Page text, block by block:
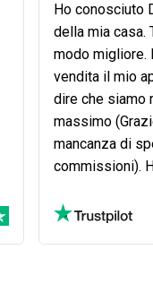
Ho conosciuto
della mia casa.
modo migliore.
vendita il mio
dire che siamo
massimo
mancanza di
commissioni).
ma con Dove